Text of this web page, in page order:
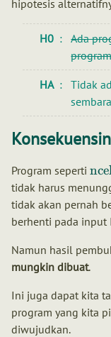
hipotesis
H0
Ada
HA
Tidak
Program seperti
tidak harus
tidak akan pernah
berhenti pada input
Namun hasil
mungkin dibuat.
Ini juga dapat kita
program yang kita
diwujudkan.